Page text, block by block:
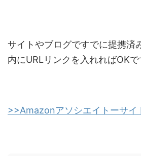
サイトやブログですでに提携済
内にURLリンクを入れればOKで
>>Amazonアソシエイトーサイ